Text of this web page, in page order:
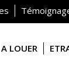
A LOUER